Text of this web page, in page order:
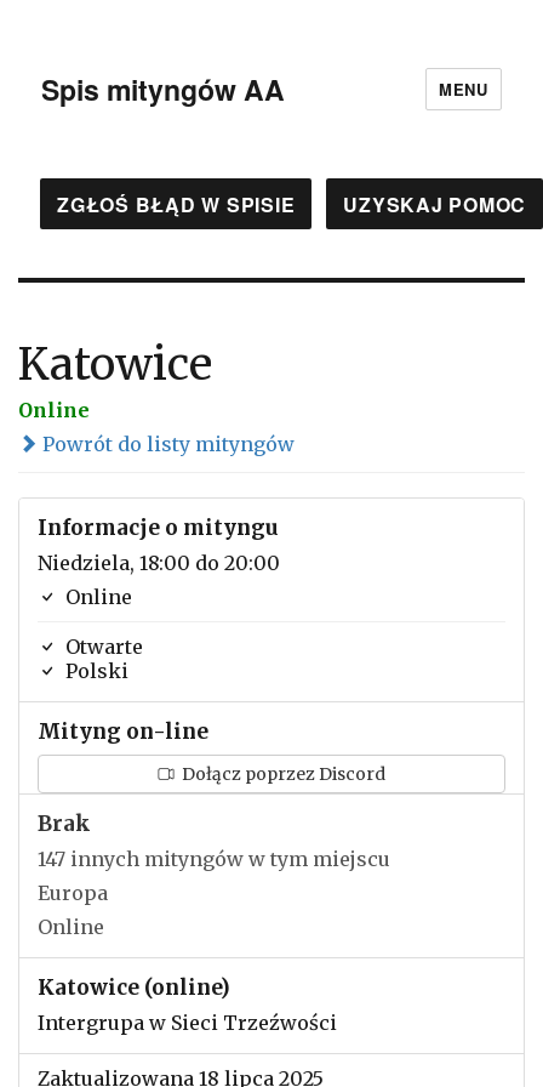
Spis mityngów AA MENU
ZGŁOŚ BŁĄD W SPISIE UZYSKAJ POMOC
Katowice
Online
Powrót do listy mityngów
Informacje o mityngu
Niedziela, 18:00 do 20:00
Online
Otwarte
Polski
Mityng on-line
Dołącz poprzez Discord
Brak
147 innych mityngów w tym miejscu
Europa
Online
Katowice (online)
Intergrupa w Sieci Trzeźwości
Zaktualizowana 18 lipca 2025